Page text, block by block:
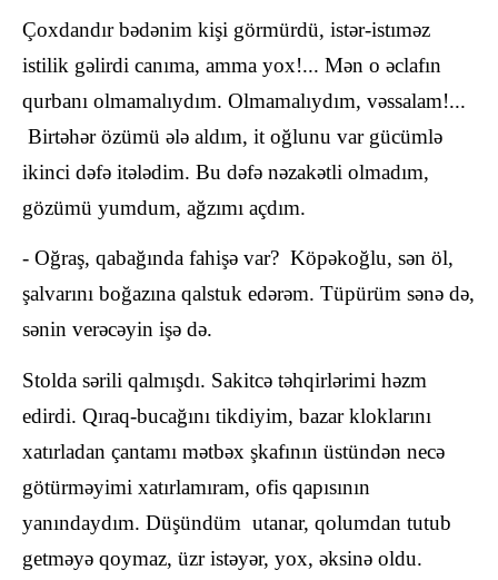
Çoxdandır bədənim kişi görmürdü, istər-istıməz
istilik gəlirdi canıma, amma yox!... Mən o əclafın
qurbanı olmamalıydım. Olmamalıydım, vəssalam!...
Birtəhər özümü ələ aldım, it oğlunu var gücümlə
ikinci dəfə itələdim. Bu dəfə nəzakətli olmadım,
gözümü yumdum, ağzımı açdım.
- Oğraş, qabağında fahişə var? Köpəkoğlu, sən öl,
şalvarını boğazına qalstuk edərəm. Tüpürüm sənə də,
sənin verəcəyin işə də.
Stolda sərili qalmışdı. Sakitcə təhqirlərimi həzm
edirdi. Qıraq-bucağını tikdiyim, bazar kloklarını
xatırladan çantamı mətbəx şkafının üstündən necə
götürməyimi xatırlamıram, ofis qapısının
yanındaydım. Düşündüm utanar, qolumdan tutub
getməyə qoymaz, üzr istəyər, yox, əksinə oldu.